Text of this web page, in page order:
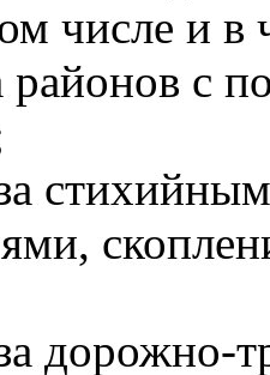
числе и
районов с
дорожно-